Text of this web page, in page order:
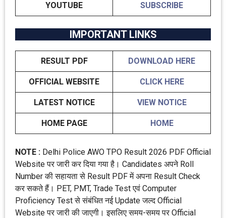
YOUTUBE SUBSCRIBE
IMPORTANT LINKS
RESULT PDF DOWNLOAD HERE
OFFICIAL WEBSITE CLICK HERE
LATEST NOTICE VIEW NOTICE
HOME PAGE HOME
NOTE : Delhi Police AWO TPO Result 2026 PDF Official
Website पर जारी कर दिया गया है। Candidates अपने Roll
Number की सहायता से Result PDF में अपना Result Check
कर सकते हैं। PET, PMT, Trade Test एवं Computer
Proficiency Test से संबंधित नई Update जल्द Official
Website पर जारी की जाएगी। इसलिए समय-समय पर Official